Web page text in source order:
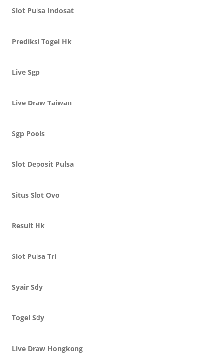
Slot Pulsa Indosat
Prediksi Togel Hk
Live Sgp
Live Draw Taiwan
Sgp Pools
Slot Deposit Pulsa
Situs Slot Ovo
Result Hk
Slot Pulsa Tri
Syair Sdy
Togel Sdy
Live Draw Hongkong